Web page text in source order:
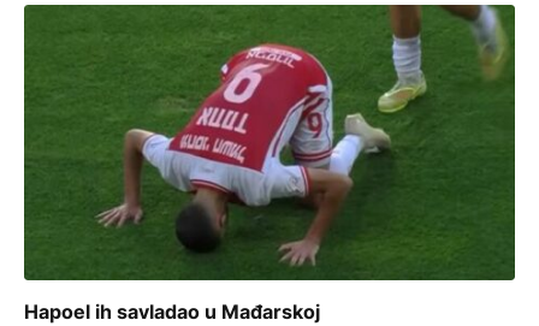
Hapoel ih savladao u Mađarskoj